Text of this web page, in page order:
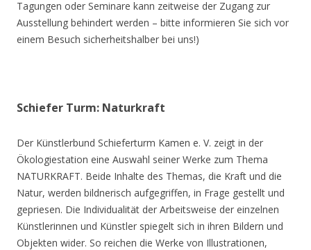
Tagungen oder Seminare kann zeitweise der Zugang zur
Ausstellung behindert werden – bitte informieren Sie sich vor
einem Besuch sicherheitshalber bei uns!)
Schiefer Turm: Naturkraft
Der Künstlerbund Schieferturm Kamen e. V. zeigt in der
Ökologiestation eine Auswahl seiner Werke zum Thema
NATURKRAFT. Beide Inhalte des Themas, die Kraft und die
Natur, werden bildnerisch aufgegriffen, in Frage gestellt und
gepriesen. Die Individualität der Arbeitsweise der einzelnen
Künstlerinnen und Künstler spiegelt sich in ihren Bildern und
Objekten wider. So reichen die Werke von Illustrationen,